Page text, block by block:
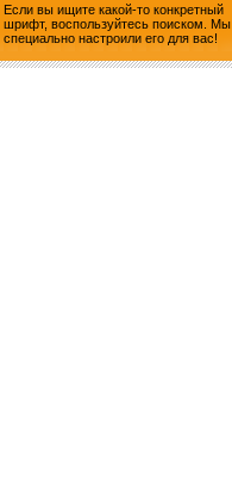
Если вы ищите какой-то конкретный
шрифт, воспользуйтесь поиском. Мы
специально настроили его для вас!